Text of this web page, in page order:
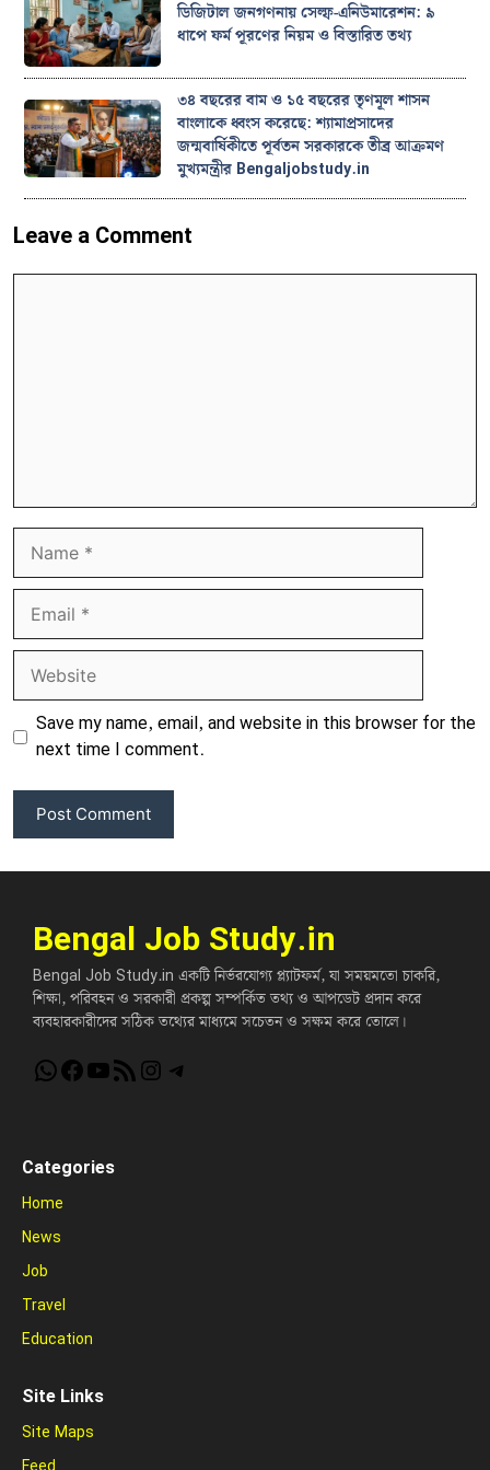
ডিজিটাল জনগণনায় সেল্ফ-এনিউমারেশন: ৯
ধাপে ফর্ম পূরণের নিয়ম ও বিস্তারিত তথ্য
৩৪ বছরের বাম ও ১৫ বছরের তৃণমূল শাসন
বাংলাকে ধ্বংস করেছে: শ্যামাপ্রসাদের
জন্মবার্ষিকীতে পূর্বতন সরকারকে তীব্র আক্রমণ
মুখ্যমন্ত্রীর Bengaljobstudy.in
Leave a Comment
Save my name, email, and website in this browser for the
next time I comment.
Bengal Job Study.in
Bengal Job Study.in একটি নির্ভরযোগ্য প্ল্যাটফর্ম, যা সময়মতো চাকরি,
শিক্ষা, পরিবহন ও সরকারী প্রকল্প সম্পর্কিত তথ্য ও আপডেট প্রদান করে
ব্যবহারকারীদের সঠিক তথ্যের মাধ্যমে সচেতন ও সক্ষম করে তোলে।
WhatsApp
Facebook
YouTube
RSS FeedInstagram
Telegram
Categories
Home
News
Job
Travel
Education
Site Links
Site Maps